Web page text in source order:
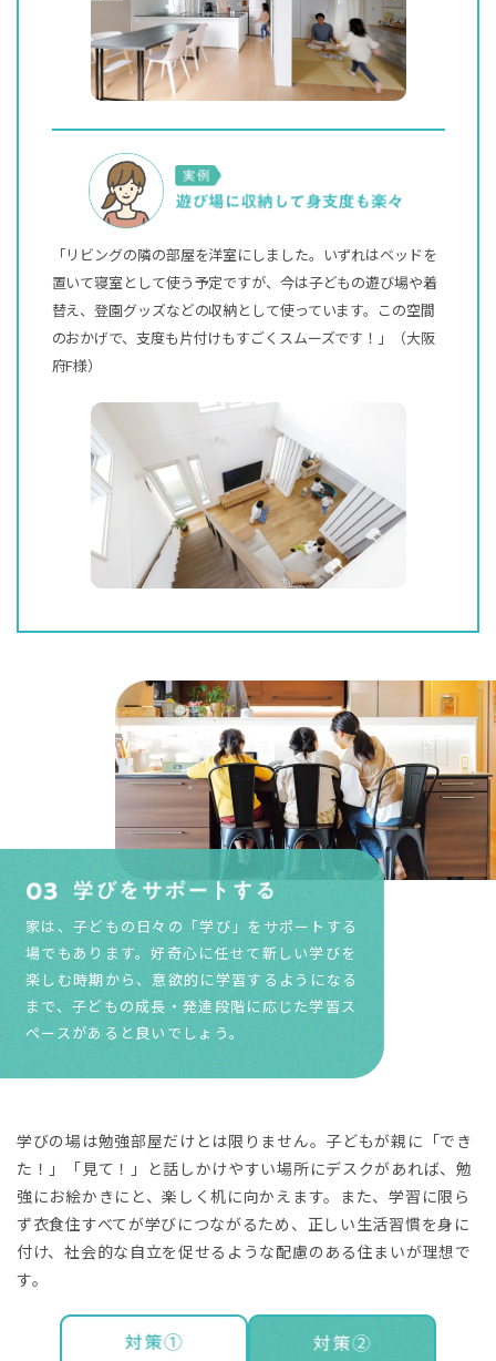
「リビングの隣の部屋を洋室にしました。いずれはベッドを
置いて寝室として使う予定ですが、今は子どもの遊び場や着
替え、登園グッズなどの収納として使っています。この空間
のおかげで、支度も片付けもすごくスムーズです！」
（大阪
府F様）
家は、子どもの日々の「学び」をサポートする
場でもあります。好奇心に任せて新しい学びを
楽しむ時期から、意欲的に学習するようになる
まで、子どもの成長・発達段階に応じた学習ス
ペースがあると良いでしょう。
学びの場は勉強部屋だけとは限りません。子どもが親に「でき
た！」「見て！」と話しかけやすい場所にデスクがあれば、勉
強にお絵かきにと、楽しく机に向かえます。また、学習に限ら
ず衣食住すべてが学びにつながるため、正しい生活習慣を身に
付け、社会的な自立を促せるような配慮のある住まいが理想で
す。